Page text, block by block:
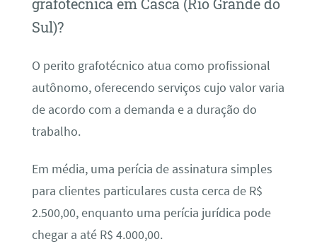
grafotécnica em Casca (Rio Grande do
Sul)?
O perito grafotécnico atua como profissional
autônomo, oferecendo serviços cujo valor varia
de acordo com a demanda e a duração do
trabalho.
Em média, uma perícia de assinatura simples
para clientes particulares custa cerca de R$
2.500,00, enquanto uma perícia jurídica pode
chegar a até R$ 4.000,00.